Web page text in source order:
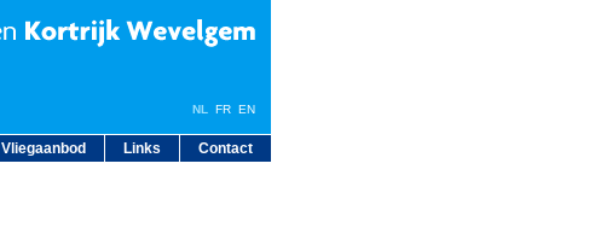
Vliegaanbod Links Contact
NL FR EN